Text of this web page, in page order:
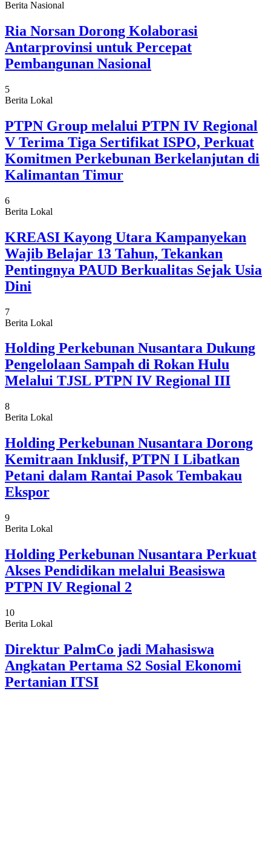
Berita Nasional
Ria Norsan Dorong Kolaborasi
Antarprovinsi untuk Percepat
Pembangunan Nasional
5
Berita Lokal
PTPN Group melalui PTPN IV Regional
V Terima Tiga Sertifikat ISPO, Perkuat
Komitmen Perkebunan Berkelanjutan di
Kalimantan Timur
6
Berita Lokal
KREASI Kayong Utara Kampanyekan
Wajib Belajar 13 Tahun, Tekankan
Pentingnya PAUD Berkualitas Sejak Usia
Dini
7
Berita Lokal
Holding Perkebunan Nusantara Dukung
Pengelolaan Sampah di Rokan Hulu
Melalui TJSL PTPN IV Regional III
8
Berita Lokal
Holding Perkebunan Nusantara Dorong
Kemitraan Inklusif, PTPN I Libatkan
Petani dalam Rantai Pasok Tembakau
Ekspor
9
Berita Lokal
Holding Perkebunan Nusantara Perkuat
Akses Pendidikan melalui Beasiswa
PTPN IV Regional 2
10
Berita Lokal
Direktur PalmCo jadi Mahasiswa
Angkatan Pertama S2 Sosial Ekonomi
Pertanian ITSI